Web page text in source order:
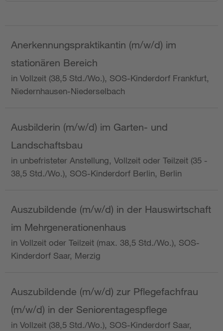
Anerkennungspraktikantin (m/w/d) im
stationären Bereich
in Vollzeit (38,5 Std./Wo.), SOS-Kinderdorf Frankfurt,
Niedernhausen-Niederselbach
Ausbilderin (m/w/d) im Garten- und
Landschaftsbau
in unbefristeter Anstellung, Vollzeit oder Teilzeit (35 -
38,5 Std./Wo.), SOS-Kinderdorf Berlin, Berlin
Auszubildende (m/w/d) in der Hauswirtschaft
im Mehrgenerationenhaus
in Vollzeit oder Teilzeit (max. 38,5 Std./Wo.), SOS-
Kinderdorf Saar, Merzig
Auszubildende (m/w/d) zur Pflegefachfrau
(m/w/d) in der Seniorentagespflege
in Vollzeit (38,5 Std./Wo.), SOS-Kinderdorf Saar,